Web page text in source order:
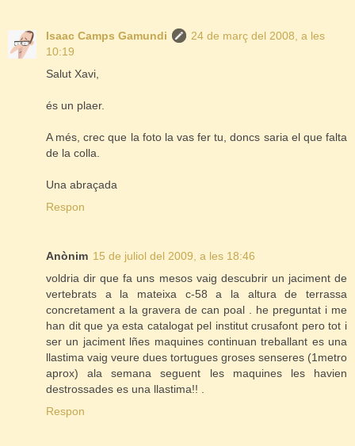
Isaac Camps Gamundi
24 de març del 2008, a les
10:19
Salut Xavi,
és un plaer.
A més, crec que la foto la vas fer tu, doncs saria el que falta
de la colla.
Una abraçada
Respon
Anònim 15 de juliol del 2009, a les 18:46
voldria dir que fa uns mesos vaig descubrir un jaciment de
vertebrats a la mateixa c-58 a la altura de terrassa
concretament a la gravera de can poal . he preguntat i me
han dit que ya esta catalogat pel institut crusafont pero tot i
ser un jaciment lñes maquines continuan treballant es una
llastima vaig veure dues tortugues groses senseres (1metro
aprox) ala semana seguent les maquines les havien
destrossades es una llastima!! .
Respon